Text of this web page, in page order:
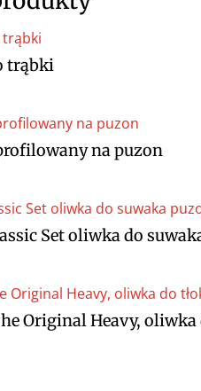
trąbki
na puzon
Set oliwka do
Original Heavy,